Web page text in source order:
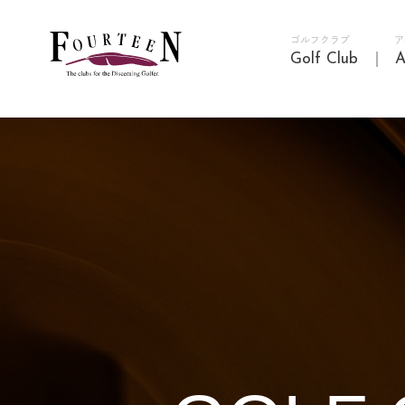
ゴルフクラブ
Golf Club